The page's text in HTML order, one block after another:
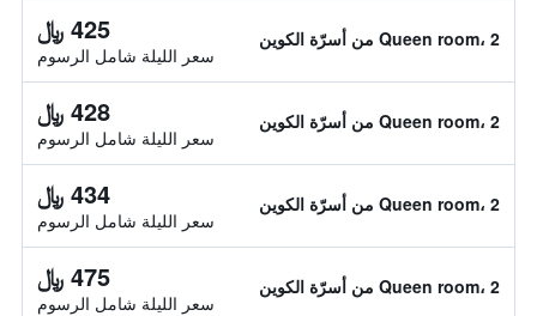
Queen room، 2 من أسرّة الكوين 425 ﷼
سعر الليلة شامل الرسوم
Queen room، 2 من أسرّة الكوين 428 ﷼
سعر الليلة شامل الرسوم
Queen room، 2 من أسرّة الكوين 434 ﷼
سعر الليلة شامل الرسوم
Queen room، 2 من أسرّة الكوين 475 ﷼
سعر الليلة شامل الرسوم